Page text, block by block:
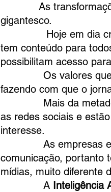
As
gigantesco.
Hoje em dia cresce
tem conteúdo para
possibilitam acesso
Os valores que
fazendo com que o
Mais da metade da
as redes sociais e
interesse.
As empresas e
comunicação, portanto
mídias, muito diferente
A Inteligência